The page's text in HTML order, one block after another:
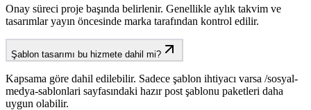
Onay süreci proje başında belirlenir. Genellikle aylık takvim ve
tasarımlar yayın öncesinde marka tarafından kontrol edilir.
Şablon tasarımı bu hizmete dahil mi?
Kapsama göre dahil edilebilir. Sadece şablon ihtiyacı varsa /sosyal-
medya-sablonlari sayfasındaki hazır post şablonu paketleri daha
uygun olabilir.